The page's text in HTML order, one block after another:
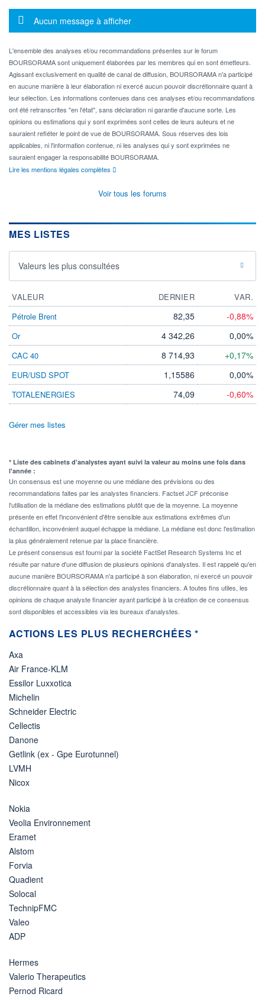
Message d'information
Aucun message à afficher
L'ensemble des analyses et/ou recommandations présentes sur le forum
BOURSORAMA sont uniquement élaborées par les membres qui en sont émetteurs.
Agissant exclusivement en qualité de canal de diffusion, BOURSORAMA n'a participé
en aucune manière à leur élaboration ni exercé aucun pouvoir discrétionnaire quant à
leur sélection. Les informations contenues dans ces analyses et/ou recommandations
ont été retranscrites "en l'état", sans déclaration ni garantie d'aucune sorte. Les
opinions ou estimations qui y sont exprimées sont celles de leurs auteurs et ne
sauraient refléter le point de vue de BOURSORAMA. Sous réserves des lois
applicables, ni l'information contenue, ni les analyses qui y sont exprimées ne
sauraient engager la responsabilité BOURSORAMA.
Lire les mentions légales complètes
Voir tous les forums
MES LISTES
Valeurs les plus consultées
VALEUR DERNIER
VAR.
Pétrole Brent
82,35 -0,88%
Or 4 342,26 0,00%
CAC 40 8 714,93 +0,17%
EUR/USD SPOT 1,15586 0,00%
TOTALENERGIES 74,09 -0,60%
Gérer mes listes
* Liste des cabinets d'analystes ayant suivi la valeur au moins une fois dans
l'année :
Un consensus est une moyenne ou une médiane des prévisions ou des
recommandations faites par les analystes financiers. Factset JCF préconise
l'utilisation de la médiane des estimations plutôt que de la moyenne. La moyenne
présente en effet l'inconvénient d'être sensible aux estimations extrêmes d'un
échantillon, inconvénient auquel échappe la médiane. La médiane est donc l'estimation
la plus généralement retenue par la place financière.
Le présent consensus est fourni par la société FactSet Research Systems Inc et
résulte par nature d'une diffusion de plusieurs opinions d'analystes. Il est rappelé qu'en
aucune manière BOURSORAMA n'a participé à son élaboration, ni exercé un pouvoir
discrétionnaire quant à la sélection des analystes financiers. A toutes fins utiles, les
opinions de chaque analyste financier ayant participé à la création de ce consensus
sont disponibles et accessibles via les bureaux d'analystes.
ACTIONS LES PLUS RECHERCHÉES *
Axa
Air France-KLM
Essilor Luxxotica
Michelin
Schneider Electric
Cellectis
Danone
Getlink (ex - Gpe Eurotunnel)
LVMH
Nicox
Nokia
Veolia Environnement
Eramet
Alstom
Forvia
Quadient
Solocal
TechnipFMC
Valeo
ADP
Hermes
Valerio Therapeutics
Pernod Ricard